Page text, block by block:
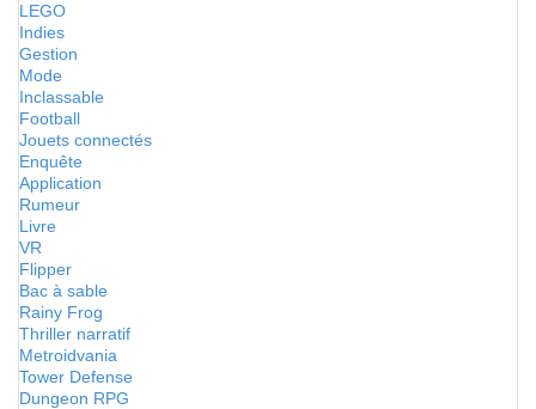
LEGO
Indies
Gestion
Mode
Inclassable
Football
Jouets connectés
Enquête
Application
Rumeur
Livre
VR
Flipper
Bac à sable
Rainy Frog
Thriller narratif
Metroidvania
Tower Defense
Dungeon RPG